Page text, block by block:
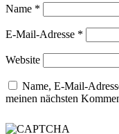
Name *
E-Mail-Adresse *
Website
Name, E-Mail-
meinen nächsten